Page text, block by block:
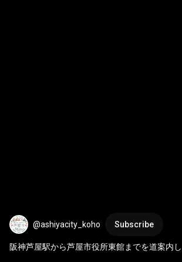
@ashiyacity_koho Subscribe
阪神芦屋駅から芦屋市役所東館までを道案内